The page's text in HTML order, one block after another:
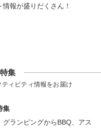
報が盛りだくさん！
集
ィビティ情報をお届け
集
グランピングからBBQ、アス